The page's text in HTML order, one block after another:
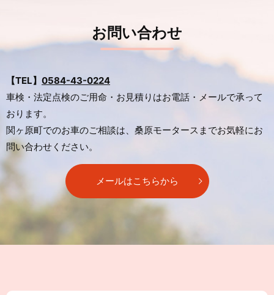
2021/09/24
2021/07/12
夏季休業日のお知らせ
2021/04/28
ゴールデンウィークの営業日について
お問い合わせ
【TEL】 0584-43-0224
車検・法定点検のご用命・お見積りはお電話・メールで承って
おります。
関ヶ原町でのお車のご相談は、桑原モータースまでお気軽にお
問い合わせください。
メールはこちらから